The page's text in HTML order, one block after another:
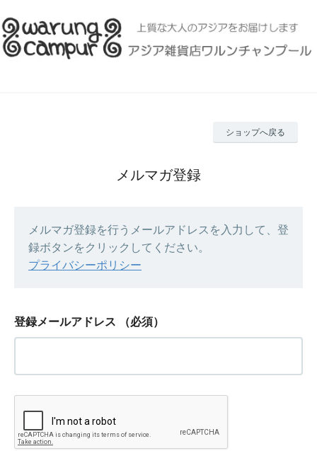
ショップへ戻る
メルマガ登録
メルマガ登録を行うメールアドレスを入力して、登
録ボタンをクリックしてください。
プライバシーポリシー
登録メールアドレス （必須）